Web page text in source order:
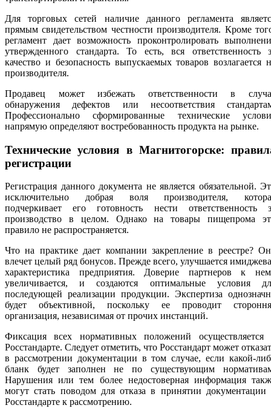
Для торговых сетей наличие данного регламента
прямым свидетельством честности производителя. Кроме
регламент дает возможность проконтролировать
утвержденного стандарта. То есть, вся ответственность
качество и безопасность выпускаемых товаров возлагается
производителя.
Продавец может избежать ответственности в
обнаружения дефектов или несоответствия
Профессионально сформированные технические
напрямую определяют востребованность продукта на рынке.
Технические условия в Магнитогорске:
регистрации
Регистрация данного документа не является обязательной.
исключительно добрая воля производителя,
подчеркивает его готовность нести ответственность
производство в целом. Однако на товары пищепрома
правило не распространяется.
Что на практике дает компании закрепление в реестре?
влечет целый ряд бонусов. Прежде всего, улучшается
характеристика предприятия. Доверие партнеров к
увеличивается, и создаются оптимальные условия
последующей реализации продукции. Экспертиза
будет объективной, поскольку ее проводит
организация, независимая от прочих инстанций.
Фиксация всех нормативных положений осуществляется
Росстандарте. Следует отметить, что Росстандарт может
в рассмотрении документации в том случае, если какой-
бланк будет заполнен не по существующим
Нарушения или тем более недостоверная информация
могут стать поводом для отказа в принятии документации
Росстандарте к рассмотрению.